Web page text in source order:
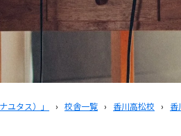
ユタス）」 › 校舎一覧 › 香川高松校 › 香